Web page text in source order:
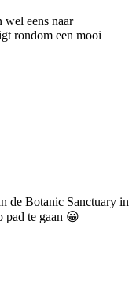
eens naar
rondom een mooi
de Botanic Sanctuary in
te gaan 😀